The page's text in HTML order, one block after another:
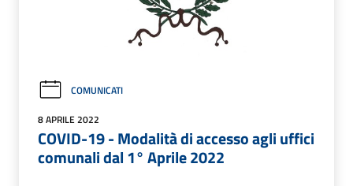
COMUNICATI
8 APRILE 2022
COVID-19 - Modalità di accesso agli uffici
comunali dal 1° Aprile 2022